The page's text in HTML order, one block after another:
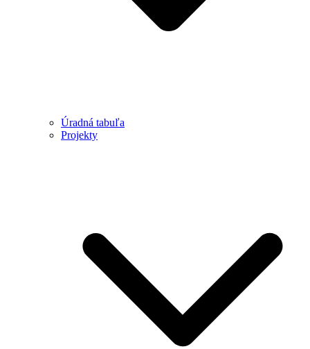
Úradná tabuľa
Projekty